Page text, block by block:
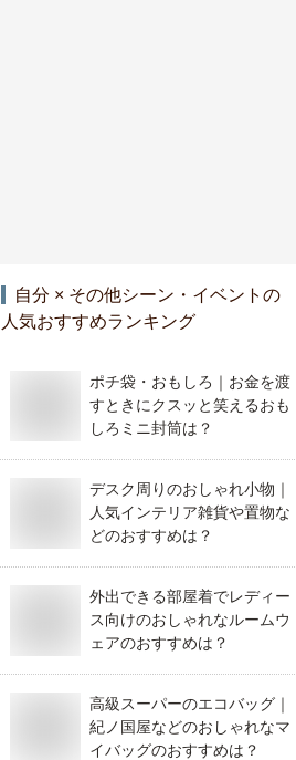
自分 × その他シーン・イベント の
人気おすすめランキング
ポチ袋・おもしろ｜お金を渡
すときにクスッと笑えるおも
しろミニ封筒は？
デスク周りのおしゃれ小物｜
人気インテリア雑貨や置物な
どのおすすめは？
外出できる部屋着でレディー
ス向けのおしゃれなルームウ
ェアのおすすめは？
高級スーパーのエコバッグ｜
紀ノ国屋などのおしゃれなマ
イバッグのおすすめは？